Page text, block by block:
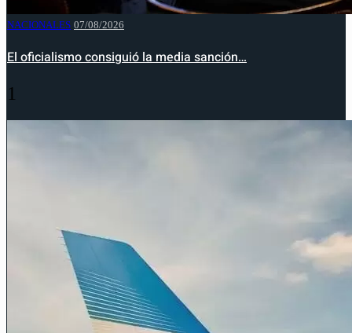
NACIONALES 07/08/2026
El oficialismo consiguió la media sanción…
1